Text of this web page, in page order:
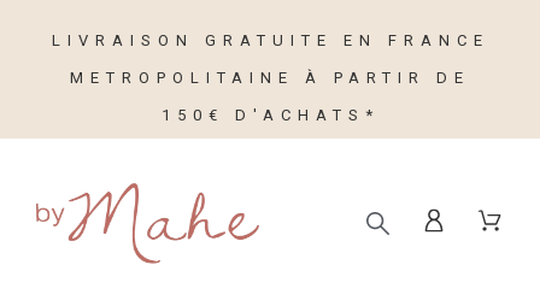
LIVRAISON GRATUITE EN FRANCE
METROPOLITAINE À PARTIR DE
150€ D'ACHATS*